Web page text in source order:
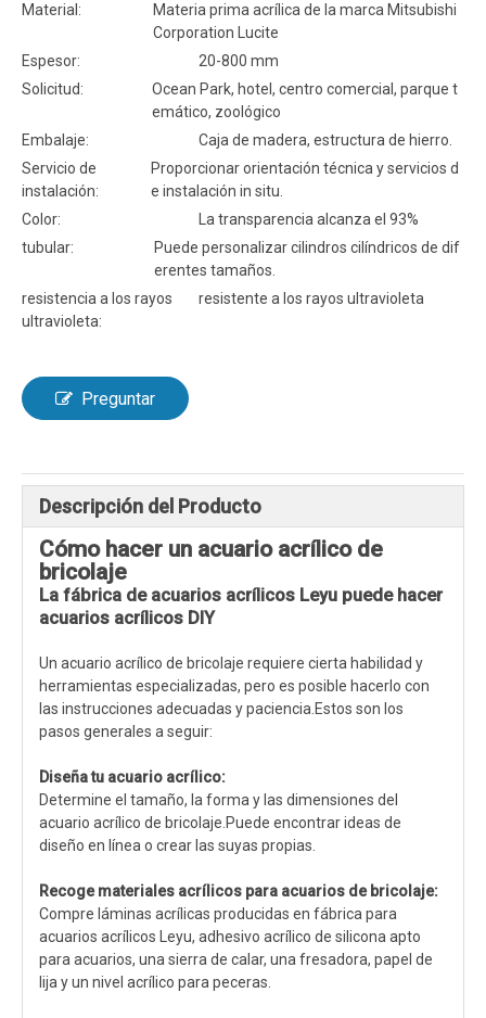
Material:
Materia prima acrílica de la marca Mitsubishi
Corporation Lucite
Espesor:
20-800 mm
Solicitud:
Ocean Park, hotel, centro comercial, parque t
emático, zoológico
Embalaje:
Caja de madera, estructura de hierro.
Servicio de
instalación:
Proporcionar orientación técnica y servicios d
e instalación in situ.
Color:
La transparencia alcanza el 93%
tubular:
Puede personalizar cilindros cilíndricos de dif
erentes tamaños.
resistencia a los rayos
ultravioleta:
resistente a los rayos ultravioleta
Preguntar
Descripción del Producto
Cómo hacer un acuario acrílico de
bricolaje
La fábrica de acuarios acrílicos Leyu puede hacer
acuarios acrílicos DIY
Un acuario acrílico de bricolaje requiere cierta habilidad y
herramientas especializadas, pero es posible hacerlo con
las instrucciones adecuadas y paciencia.Estos son los
pasos generales a seguir:
Diseña tu acuario acrílico:
Determine el tamaño, la forma y las dimensiones del
acuario acrílico de bricolaje.Puede encontrar ideas de
diseño en línea o crear las suyas propias.
Recoge materiales acrílicos para acuarios de bricolaje:
Compre láminas acrílicas producidas en fábrica para
acuarios acrílicos Leyu, adhesivo acrílico de silicona apto
para acuarios, una sierra de calar, una fresadora, papel de
lija y un nivel acrílico para peceras.